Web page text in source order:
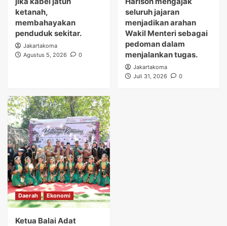
ketanah,
membahayakan
penduduk sekitar.
Jakartakoma
Agustus 5, 2026
0
seluruh jajaran
menjadikan arahan
Wakil Menteri sebagai
pedoman dalam
menjalankan tugas.
Jakartakoma
Juli 31, 2026
0
Daerah Ekonomi
Ketua Balai Adat